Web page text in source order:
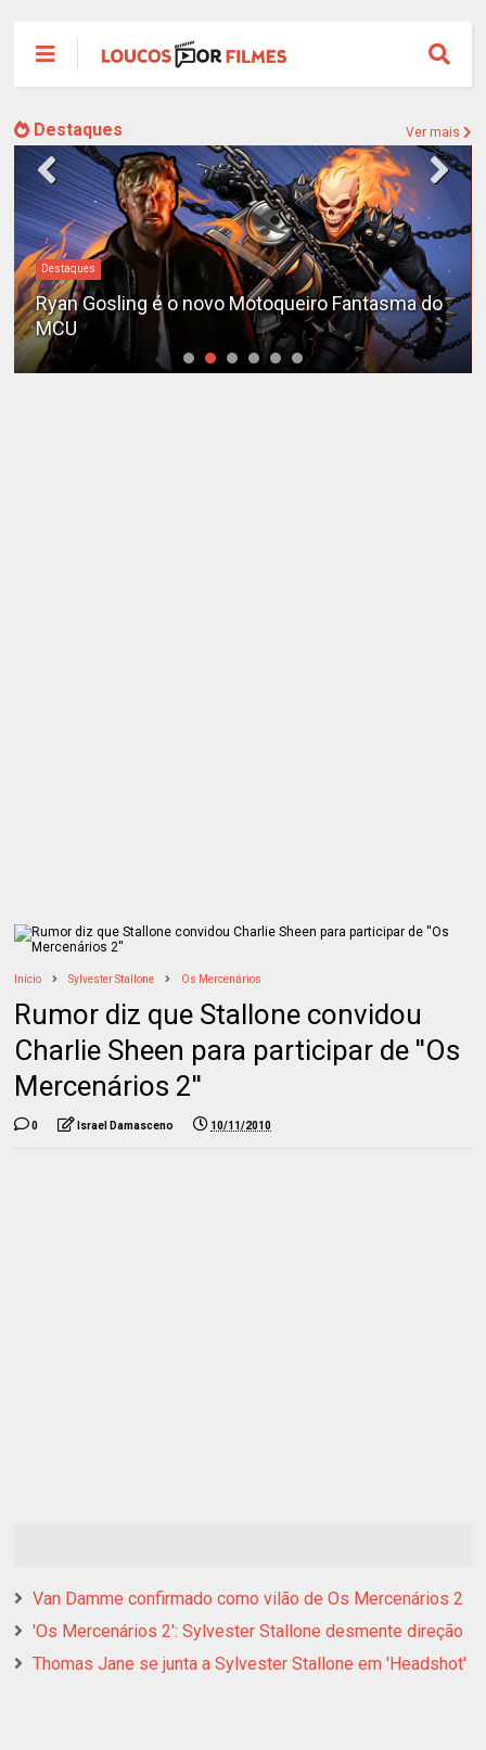
Destaques Ver mais
Destaques
Ryan Gosling é o novo Motoqueiro Fantasma do
MCU
Início Sylvester Stallone Os Mercenários
Rumor diz que Stallone convidou
Charlie Sheen para participar de ''Os
Mercenários 2''
0 Israel Damasceno 10/11/2010
Van Damme confirmado como vilão de Os Mercenários 2
'Os Mercenários 2': Sylvester Stallone desmente direção
Thomas Jane se junta a Sylvester Stallone em 'Headshot'